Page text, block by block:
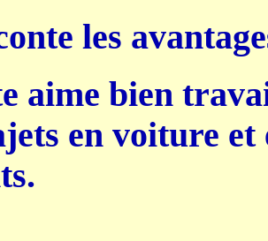
les
aime bien
en voiture et